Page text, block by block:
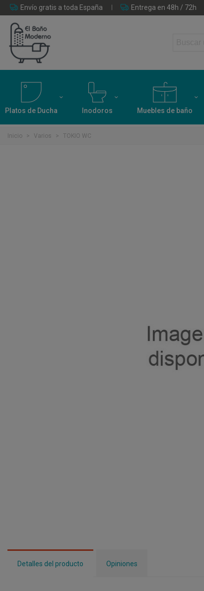
Envío gratis a toda España Entrega en 48h / 72h
Platos de Ducha Inodoros Muebles de baño
Inicio > Varios > TOKIO WC
Detalles del producto Opiniones